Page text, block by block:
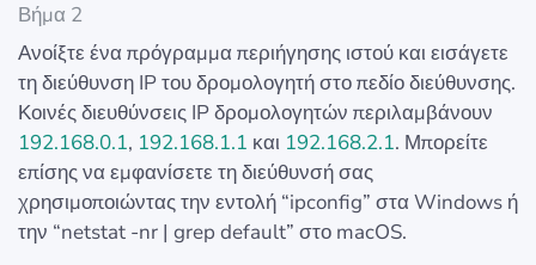
Βήμα 2
Ανοίξτε ένα πρόγραμμα περιήγησης ιστού και εισάγετε
τη διεύθυνση IP του δρομολογητή στο πεδίο διεύθυνσης.
Κοινές διευθύνσεις IP δρομολογητών περιλαμβάνουν
192.168.0.1, 192.168.1.1 και 192.168.2.1. Μπορείτε
επίσης να εμφανίσετε τη διεύθυνσή σας
χρησιμοποιώντας την εντολή “ipconfig” στα Windows ή
την “netstat -nr | grep default” στο macOS.